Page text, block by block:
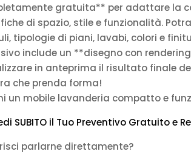
gratuita** per adattare la
di spazio, stile e funzionalità.
tipologie di piani, lavabi, colori e
include un **disegno con
in anteprima il risultato finale
che prenda forma!
un mobile lavanderia compatto e
SUBITO il Tuo Preventivo Gratuito e
parlarne direttamente?